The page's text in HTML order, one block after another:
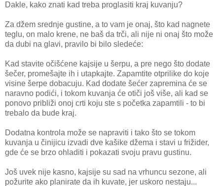
Dakle, kako znati kad treba proglasiti kraj kuvanju?
Za džem srednje gustine, a to vam je onaj, što kad nagnete
teglu, on malo krene, ne baš da trči, ali nije ni onaj što može
da dubi na glavi, pravilo bi bilo sledeće:
Kad stavite očišćene kajsije u šerpu, a pre nego što dodate
šečer, promešajte ih i utapkajte. Zapamtite otprilike do koje
visine šerpe dobacuju. Kad dodate šećer zapremina će se
naravno podići, i tokom kuvanja će otiči još više, ali kad se
ponovo približi onoj crti koju ste s početka zapamtili - to bi
trebalo da bude kraj.
Dodatna kontrola može se napraviti i tako što se tokom
kuvanja u činijicu izvadi dve kašike džema i stavi u frižider,
gde će se brzo ohladiti i pokazati svoju pravu gustinu.
Još uvek nije kasno, kajsije su sad na vrhuncu sezone, ali
požurite ako planirate da ih kuvate, jer uskoro nestaju...